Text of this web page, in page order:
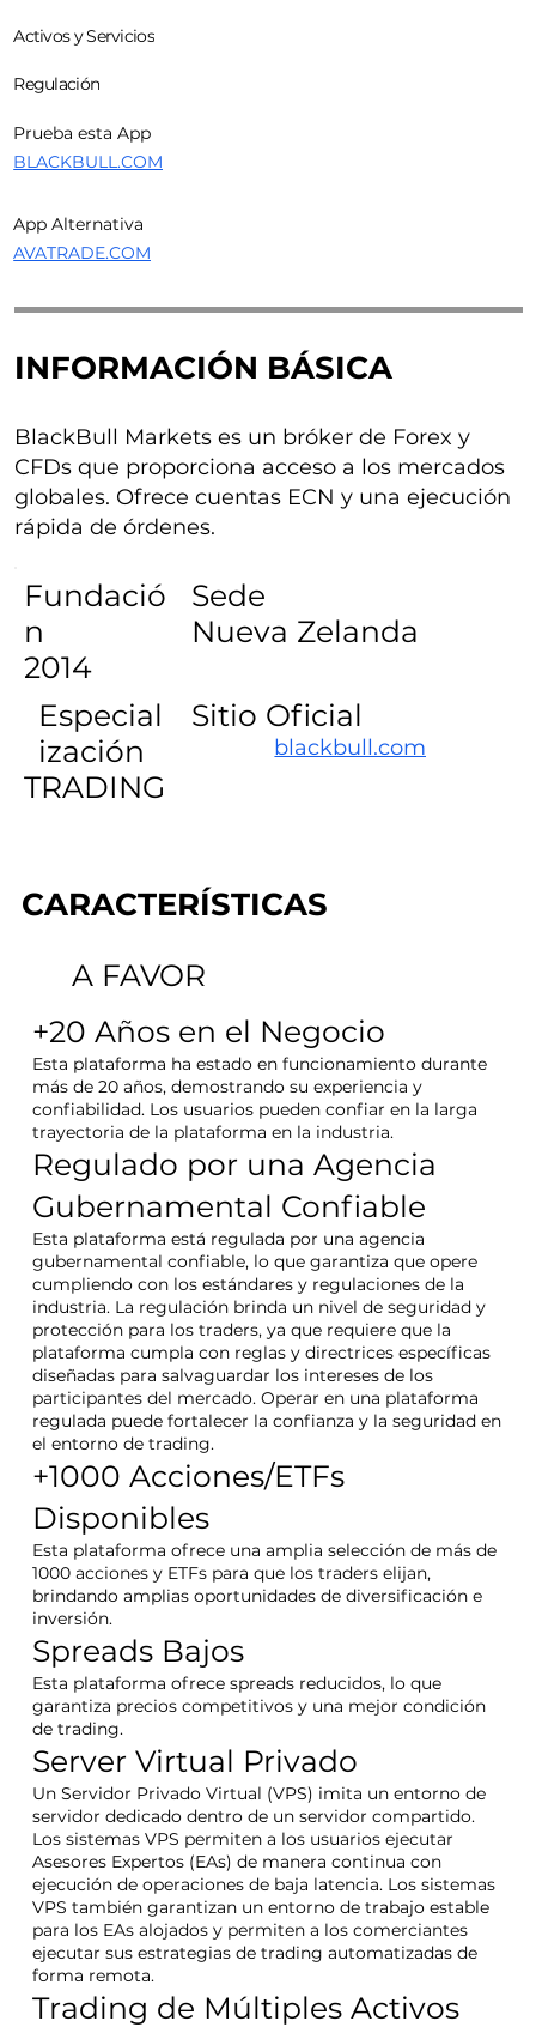
Activos y Servicios
Regulación
Prueba esta App
BLACKBULL.COM
App Alternativa
AVATRADE.COM
INFORMACIÓN BÁSICA
BlackBull Markets es un bróker de Forex y
CFDs que proporciona acceso a los mercados
globales. Ofrece cuentas ECN y una ejecución
rápida de órdenes.
Fundació
n
2014
Sede
Nueva Zelanda
Especial
ización
TRADING
Sitio Oficial
blackbull.com
CARACTERÍSTICAS
A FAVOR
+20 Años en el Negocio
Esta plataforma ha estado en funcionamiento durante
más de 20 años, demostrando su experiencia y
confiabilidad. Los usuarios pueden confiar en la larga
trayectoria de la plataforma en la industria.
Regulado por una Agencia
Gubernamental Confiable
Esta plataforma está regulada por una agencia
gubernamental confiable, lo que garantiza que opere
cumpliendo con los estándares y regulaciones de la
industria. La regulación brinda un nivel de seguridad y
protección para los traders, ya que requiere que la
plataforma cumpla con reglas y directrices específicas
diseñadas para salvaguardar los intereses de los
participantes del mercado. Operar en una plataforma
regulada puede fortalecer la confianza y la seguridad en
el entorno de trading.
+1000 Acciones/ETFs
Disponibles
Esta plataforma ofrece una amplia selección de más de
1000 acciones y ETFs para que los traders elijan,
brindando amplias oportunidades de diversificación e
inversión.
Spreads Bajos
Esta plataforma ofrece spreads reducidos, lo que
garantiza precios competitivos y una mejor condición
de trading.
Server Virtual Privado
Un Servidor Privado Virtual (VPS) imita un entorno de
servidor dedicado dentro de un servidor compartido.
Los sistemas VPS permiten a los usuarios ejecutar
Asesores Expertos (EAs) de manera continua con
ejecución de operaciones de baja latencia. Los sistemas
VPS también garantizan un entorno de trabajo estable
para los EAs alojados y permiten a los comerciantes
ejecutar sus estrategias de trading automatizadas de
forma remota.
Trading de Múltiples Activos